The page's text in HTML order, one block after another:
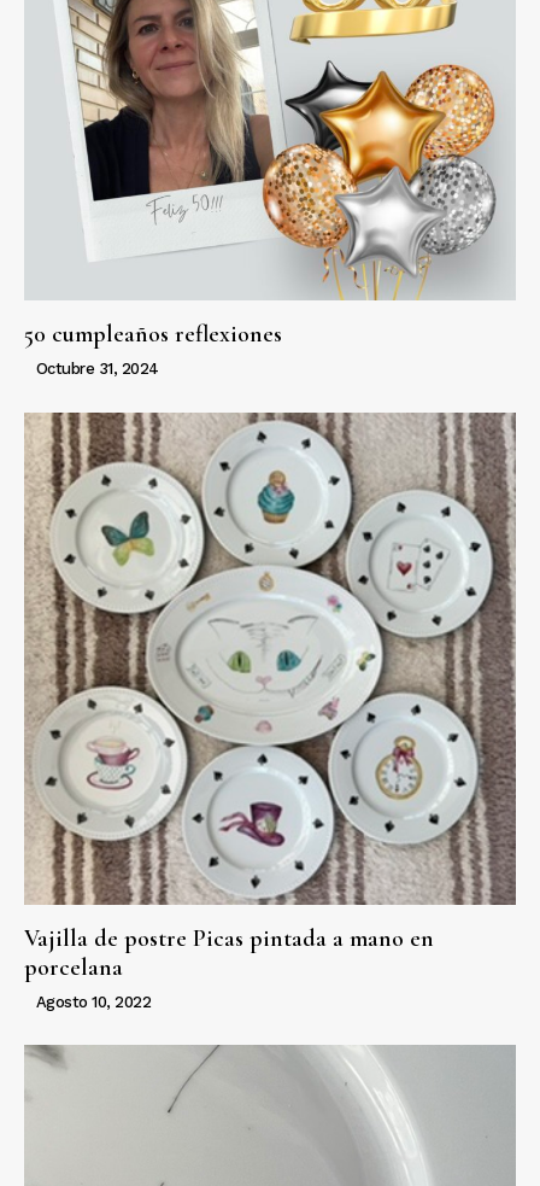
50 cumpleaños reflexiones
Octubre 31, 2024
Vajilla de postre Picas pintada a mano en
porcelana
Agosto 10, 2022